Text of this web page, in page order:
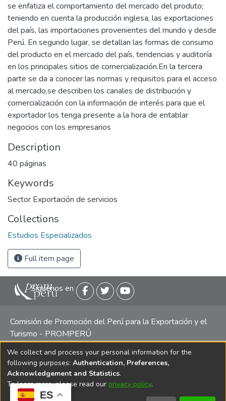
ES
se enfatiza el comportamiento del mercado del produto;
teniendo en cuenta la producción inglesa, las exportaciones
del país, las importaciones provenientes del mundo y desde
Perú. En segundo lugar, se detallan las formas de consumo
del producto en el mercado del país, tendencias y auditoría
en los principales sitios de comercialización.En la tercera
parte se da a conocer las normas y requisitos para el acceso
al mercado,se describen los canales de distribución y
comercialización con la información de interés para que el
exportador los tenga presente a la hora de entablar
negocios con los empresarios
Description
40 páginas
Keywords
Sector Exportación de servicios
Collections
Estudios Especializados
Full item page
Siguenos en
Comisión de Promoción del Perú para la Exportación y el
Turismo - PROMPERÚ
Central telefónica: (511) 616 7300 / 616 7400 Calle Uno
Oeste 50, Edificio Mincetur, Pisos 13 y 14, San Isidro -
Lima
We collect and process your personal information for the
following purposes: Authentication, Preferences,
Acknowledgement and Statistics.
To learn more, please read our privacy policy.